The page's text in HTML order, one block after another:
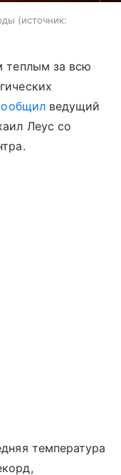
источник:
теплым за всю
ведущий
Леус со
температура